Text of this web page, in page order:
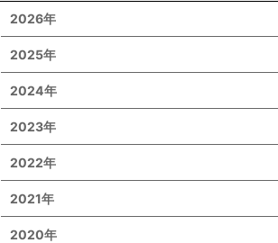
2026年
2025年
2024年
2023年
2022年
2021年
2020年